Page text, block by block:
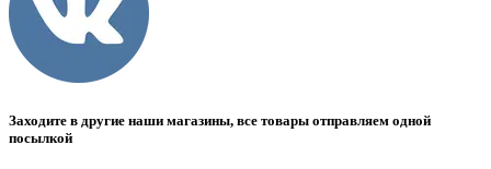
Заходите в другие наши магазины, все товары отправляем одной
посылкой